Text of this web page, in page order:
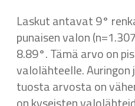
Laskut antavat 9°
punaisen valon
8.89°. Tämä arvo on
valolähteelle. Auringon
tuosta arvosta on